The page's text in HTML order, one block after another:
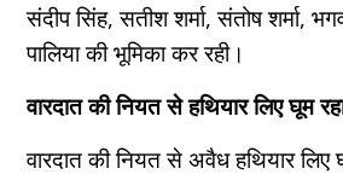
संदीप सिंह, सतीश शर्मा, संतोष शर्मा,
पालिया की भूमिका कर रही।
वारदात की नियत से हथियार लिए घूम
वारदात की नियत से अवैध हथियार